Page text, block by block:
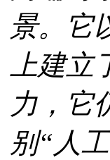
景。它
上建立
力，它
别“人